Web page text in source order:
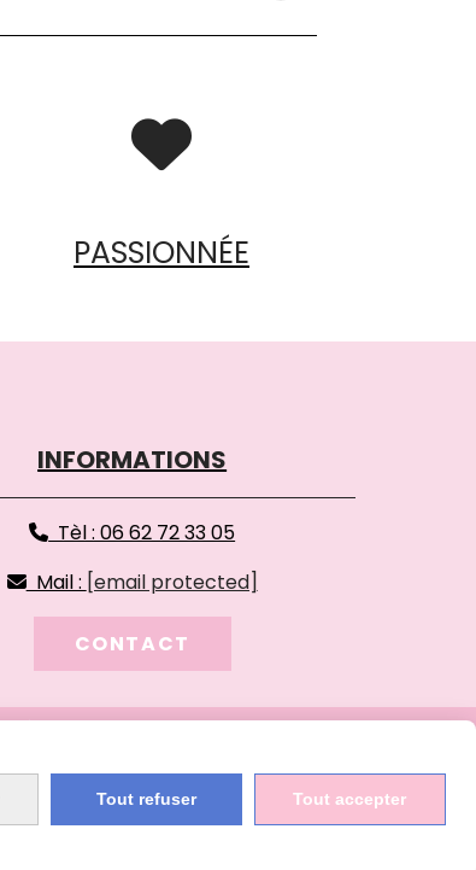

PASSIONNÉE
INFORMATIONS
 Tèl : 06 62 72 33 05
Mail : [email protected]
CONTACT
Tout refuser Tout accepter